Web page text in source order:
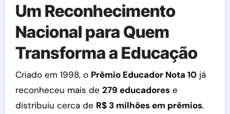
Um Reconhecimento
Nacional para Quem
Transforma a Educação
Criado em 1998, o Prêmio Educador Nota 10já
reconheceu mais de 279 educadorese
distribuiu cerca de R$ 3 milhões em prêmios.